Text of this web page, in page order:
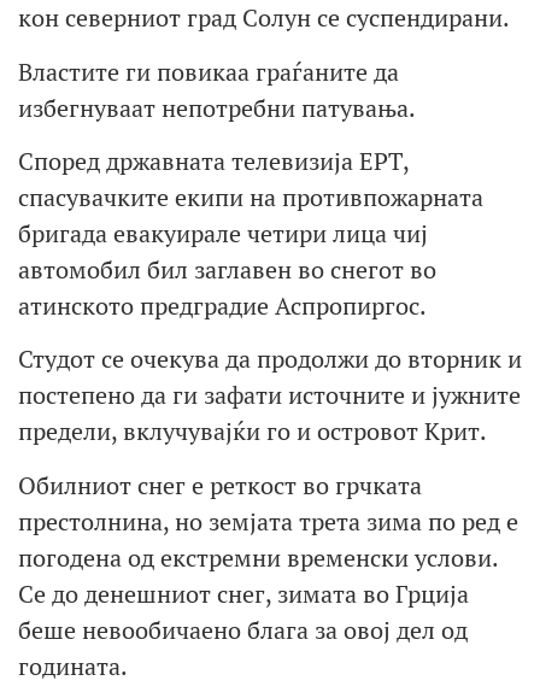
кон северниот град Солун се суспендирани.
Властите ги повикаа граѓаните да
избегнуваат непотребни патувања.
Според државната телевизија ЕРТ,
спасувачките екипи на противпожарната
бригада евакуирале четири лица чиј
автомобил бил заглавен во снегот во
атинското предградие Аспропиргос.
Студот се очекува да продолжи до вторник и
постепено да ги зафати источните и јужните
предели, вклучувајќи го и островот Крит.
Обилниот снег е реткост во грчката
престолнина, но земјата трета зима по ред е
погодена од екстремни временски услови.
Се до денешниот снег, зимата во Грција
беше невообичаено блага за овој дел од
годината.